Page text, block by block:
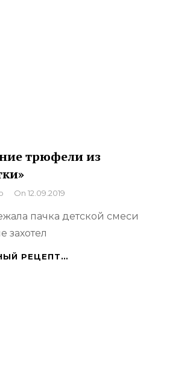
трюфели из
On 12.09.2019
пачка детской смеси
захотел
РЕЦЕПТ…